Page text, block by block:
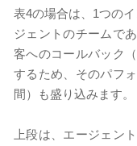
表4の場合は、1つの
ジェントのチームで
客へのコールバック
するため、そのパフ
間）も盛り込みます。
上段は、エージェン